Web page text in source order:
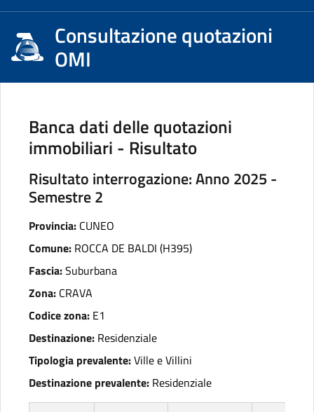
Consultazione quotazioni
OMI
Banca dati delle quotazioni
immobiliari - Risultato
Risultato interrogazione: Anno 2025 -
Semestre 2
Provincia: CUNEO
Comune: ROCCA DE BALDI (H395)
Fascia:Suburbana
Zona: CRAVA
Codice zona: E1
Destinazione: Residenziale
Tipologia prevalente:Ville e Villini
Destinazione prevalente: Residenziale